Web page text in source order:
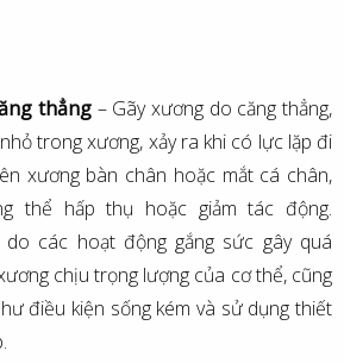
thẳng– Gãy xương do căng thẳng,
trong xương, xảy ra khi có lực lặp đi
xương bàn chân hoặc mắt cá chân,
thể hấp thụ hoặc giảm tác động.
do các hoạt động gắng sức gây quá
chịu trọng lượng của cơ thể, cũng
điều kiện sống kém và sử dụng thiết